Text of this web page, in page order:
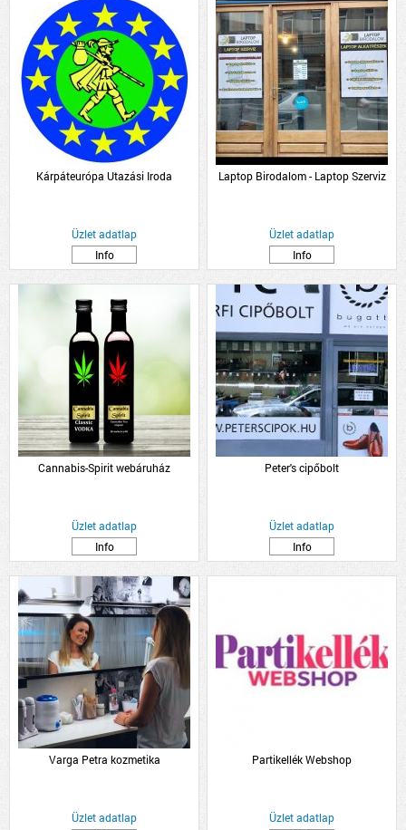
Kárpáteurópa Utazási Iroda
Üzlet adatlap
Info
Laptop Birodalom - Laptop Szerviz
Üzlet adatlap
Info
Cannabis-Spirit webáruház
Üzlet adatlap
Info
Peter's cipőbolt
Üzlet adatlap
Info
Varga Petra kozmetika
Üzlet adatlap
Partikellék Webshop
Üzlet adatlap